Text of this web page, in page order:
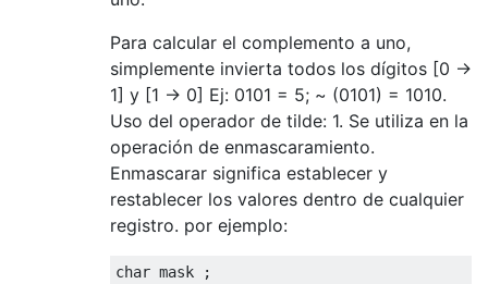
Para calcular el complemento a uno,
simplemente invierta todos los dígitos [0 ->
1] y [1 -> 0] Ej: 0101 = 5; ~ (0101) = 1010.
Uso del operador de tilde: 1. Se utiliza en la
operación de enmascaramiento.
Enmascarar significa establecer y
restablecer los valores dentro de cualquier
registro. por ejemplo:
char mask
;